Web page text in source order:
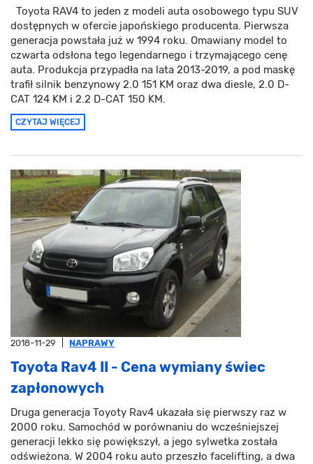
Toyota RAV4 to jeden z modeli auta osobowego typu SUV
dostępnych w ofercie japońskiego producenta. Pierwsza
generacja powstała już w 1994 roku. Omawiany model to
czwarta odsłona tego legendarnego i trzymającego cenę
auta. Produkcja przypadła na lata 2013-2019, a pod maskę
trafił silnik benzynowy 2.0 151 KM oraz dwa diesle, 2.0 D-
CAT 124 KM i 2.2 D-CAT 150 KM.
CZYTAJ WIĘCEJ
2018-11-29 NAPRAWY
Toyota Rav4 II - Cena wymiany świec
zapłonowych
Druga generacja Toyoty Rav4 ukazała się pierwszy raz w
2000 roku. Samochód w porównaniu do wcześniejszej
generacji lekko się powiększył, a jego sylwetka została
odświeżona. W 2004 roku auto przeszło facelifting, a dwa